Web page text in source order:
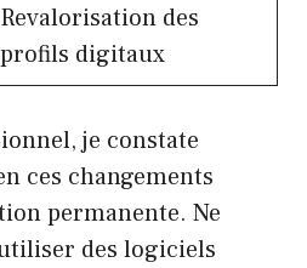
Revalorisation des
profils digitaux
je constate
ces changements
permanente. Ne
des logiciels